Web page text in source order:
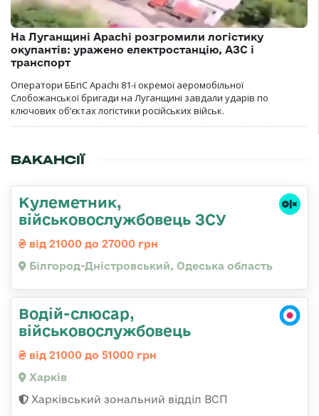
На Луганщині Apachi розгромили логістику
окупантів: уражено електростанцію, АЗС і
транспорт
Оператори ББпС Apachi 81-ї окремої аеромобільної
Слобожанської бригади на Луганщині завдали ударів по
ключових об’єктах логістики російських військ.
ВАКАНСІЇ
Кулеметник,
військовослужбовець ЗСУ
від 21000 до 27000 грн
Білгород-Дністровський, Одеська область
Водій-слюсар,
військовослужбовець
від 21000 до 51000 грн
Харків
Харківський зональний відділ ВСП